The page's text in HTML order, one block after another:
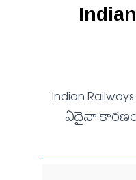
Indian
ఏదైనా కారణం